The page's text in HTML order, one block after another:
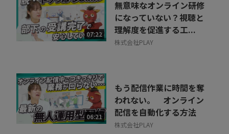
07:22
無意味なオンライン研修
になっていない？視聴と
理解度を促進する工...
株式会社PLAY
06:21
もう配信作業に時間を奪
われない。 オンライン
配信を自動化する方法
株式会社PLAY